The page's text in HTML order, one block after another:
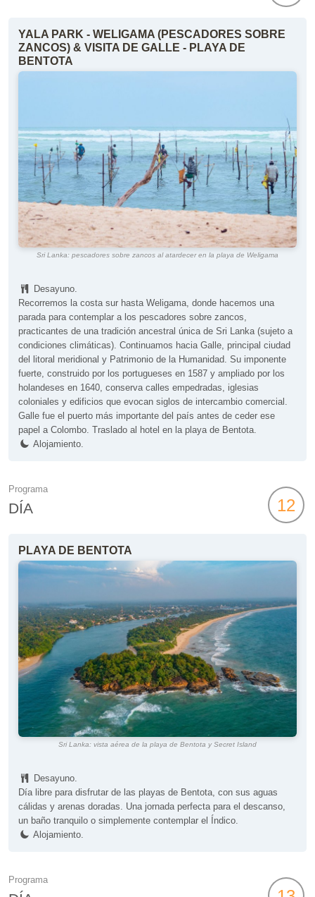
YALA PARK - WELIGAMA (PESCADORES SOBRE
ZANCOS) & VISITA DE GALLE - PLAYA DE
BENTOTA
Sri Lanka: pescadores sobre zancos al atardecer en la playa de Weligama
Desayuno.
Recorremos la costa sur hasta Weligama, donde hacemos una
parada para contemplar a los pescadores sobre zancos,
practicantes de una tradición ancestral única de Sri Lanka (sujeto a
condiciones climáticas). Continuamos hacia Galle, principal ciudad
del litoral meridional y Patrimonio de la Humanidad. Su imponente
fuerte, construido por los portugueses en 1587 y ampliado por los
holandeses en 1640, conserva calles empedradas, iglesias
coloniales y edificios que evocan siglos de intercambio comercial.
Galle fue el puerto más importante del país antes de ceder ese
papel a Colombo. Traslado al hotel en la playa de Bentota.
Alojamiento.
Programa
DÍA 12
PLAYA DE BENTOTA
Sri Lanka: vista aérea de la playa de Bentota y Secret Island
Desayuno.
Día libre para disfrutar de las playas de Bentota, con sus aguas
cálidas y arenas doradas. Una jornada perfecta para el descanso,
un baño tranquilo o simplemente contemplar el Índico.
Alojamiento.
Programa